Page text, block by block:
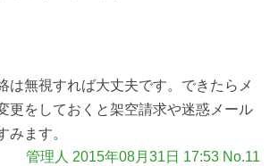
は無視すれば大丈夫です。できたらメ
更をしておくと架空請求や迷惑メール
みます。
管理人 2015年08月31日 17:53 No.11